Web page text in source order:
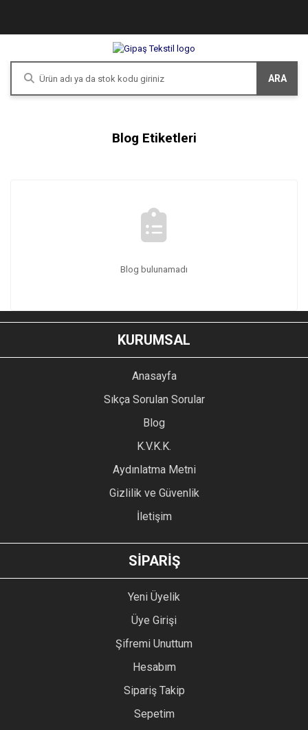
ARA
Blog Etiketleri
Blog bulunamadı
KURUMSAL
Anasayfa
Sıkça Sorulan Sorular
Blog
K.V.K.K.
Aydınlatma Metni
Gizlilik ve Güvenlik
İletişim
SİPARİŞ
Yeni Üyelik
Üye Girişi
Şifremi Unuttum
Hesabım
Sipariş Takip
Sepetim